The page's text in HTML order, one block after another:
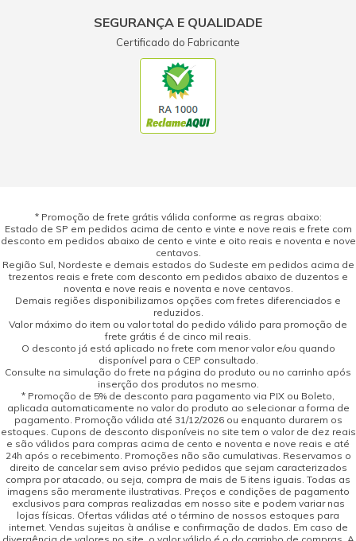
SEGURANÇA E QUALIDADE
Certificado do Fabricante
* Promoção de frete grátis válida conforme as regras abaixo:
Estado de SP em pedidos acima de cento e vinte e nove reais e frete com
desconto em pedidos abaixo de cento e vinte e oito reais e noventa e nove
centavos.
Região Sul, Nordeste e demais estados do Sudeste em pedidos acima de
trezentos reais e frete com desconto em pedidos abaixo de duzentos e
noventa e nove reais e noventa e nove centavos.
Demais regiões disponibilizamos opções com fretes diferenciados e
reduzidos.
Valor máximo do item ou valor total do pedido válido para promoção de
frete grátis é de cinco mil reais.
O desconto já está aplicado no frete com menor valor e/ou quando
disponível para o CEP consultado.
Consulte na simulação do frete na página do produto ou no carrinho após
inserção dos produtos no mesmo.
* Promoção de 5% de desconto para pagamento via PIX ou Boleto,
aplicada automaticamente no valor do produto ao selecionar a forma de
pagamento. Promoção válida até 31/12/2026 ou enquanto durarem os
estoques. Cupons de desconto disponíveis no site tem o valor de dez reais
e são válidos para compras acima de cento e noventa e nove reais e até
24h após o recebimento. Promoções não são cumulativas. Reservamos o
direito de cancelar sem aviso prévio pedidos que sejam caracterizados
compra por atacado, ou seja, compra de mais de 5 itens iguais. Todas as
imagens são meramente ilustrativas. Preços e condições de pagamento
exclusivos para compras realizadas em nosso site e podem variar nas
lojas físicas. Ofertas válidas até o término de nossos estoques para
internet. Vendas sujeitas à análise e confirmação de dados. Em caso de